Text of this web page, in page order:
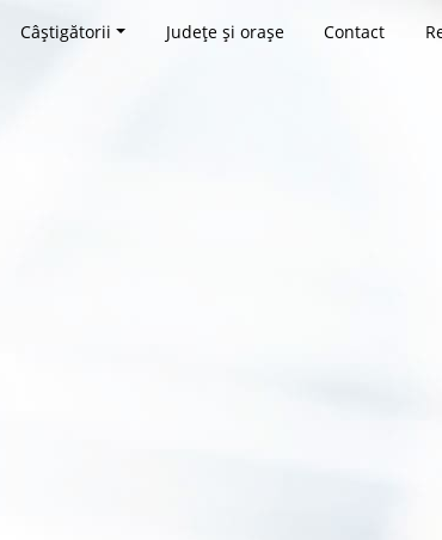
Câștigătorii Județe și orașe Contact